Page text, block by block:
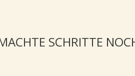
SCHRITTE